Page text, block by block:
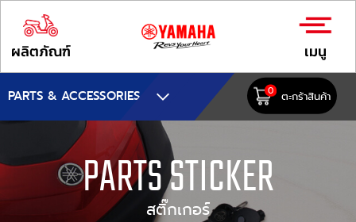
ผลิตภัณฑ์ เมนู
PARTS & ACCESSORIES 0 ตะกร้าสินค้า
PARTS STICKER
สติ๊กเกอร์